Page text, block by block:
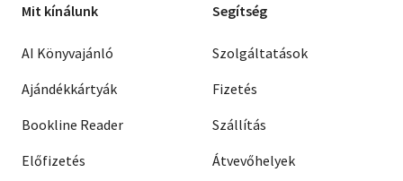
Mit kínálunk
AI Könyvajánló
Ajándékkártyák
Bookline Reader
Előfizetés
Segítség
Szolgáltatások
Fizetés
Szállítás
Átvevőhelyek